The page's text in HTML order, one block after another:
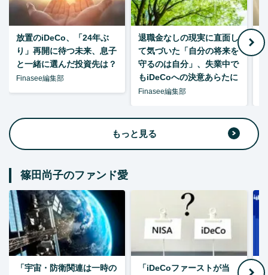
放置のiDeCo、「24年ぶ
り」再開に待つ未来、息子
と一緒に選んだ投資先は？
Finasee編集部
退職金なしの現実に直面し
て気づいた「自分の将来を
守るのは自分」、失業中で
もiDeCoへの決意あらたに
Finasee編集部
もっと見る
篠田尚子のファンド愛
「宇宙・防衛関連は一時の
「iDeCoファーストが当